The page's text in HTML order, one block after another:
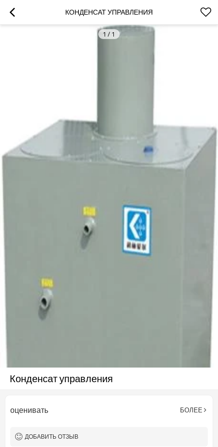
КОНДЕНСАТ УПРАВЛЕНИЯ
1 / 1
Конденсат управления
оценивать БОЛЕЕ
ДОБАВИТЬ ОТЗЫВ